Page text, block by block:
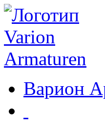
Варион